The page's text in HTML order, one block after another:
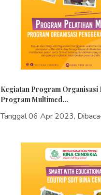
Kegiatan Program Organisasi
Program Multimed...
Tanggal 06 Apr 2023,